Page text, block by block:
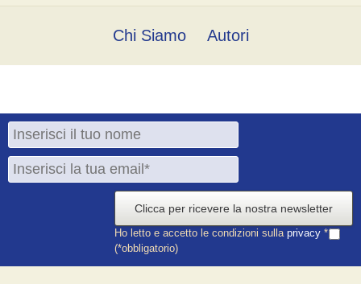
Chi Siamo Autori
Clicca per ricevere la nostra newsletter
Ho letto e accetto le condizioni sulla privacy *
(*obbligatorio)